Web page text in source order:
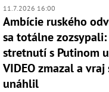
11.7.2026 16:00
Ambície ruského
sa totálne zozsypali:
stretnutí s Putinom
VIDEO zmazal a vraj
unáhlil